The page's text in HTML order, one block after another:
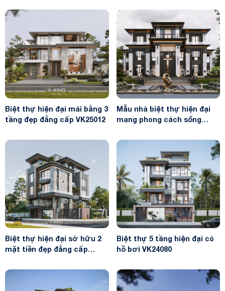
Biệt thự hiện đại mái bằng 3
tầng đẹp đẳng cấp VK25012
Mẫu nhà biệt thự hiện đại
mang phong cách sống
Biệt thự hiện đại sở hữu 2
mặt tiền đẹp đẳng cấp
Biệt thự 5 tầng hiện đại có
hồ bơi VK24080